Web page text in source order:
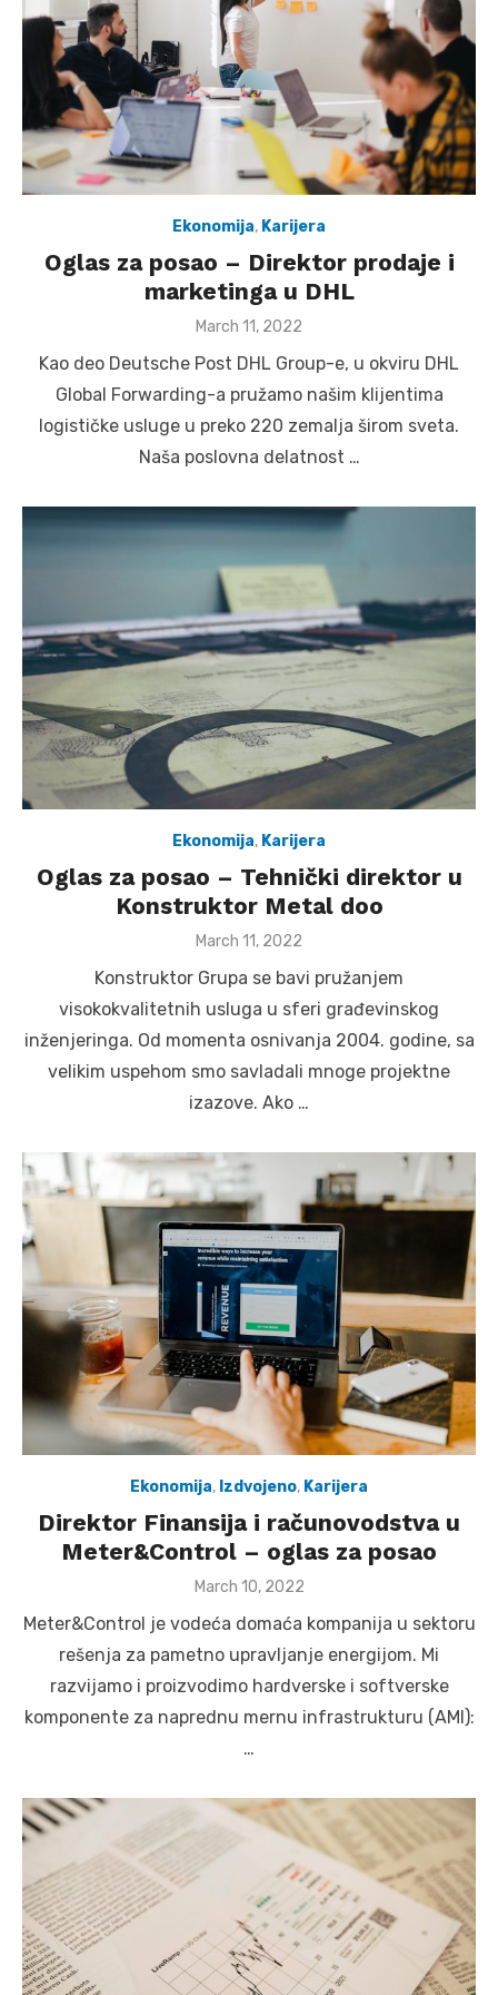
Ekonomija, Karijera
Oglas za posao – Direktor prodaje i
marketinga u DHL
Posted
March 11, 2022
Kao deo Deutsche Post DHL Group-e, u okviru DHL
Global Forwarding-a pružamo našim klijentima
logističke usluge u preko 220 zemalja širom sveta.
Naša poslovna delatnost …
Ekonomija, Karijera
Oglas za posao – Tehnički direktor u
Konstruktor Metal doo
Posted
March 11, 2022
Konstruktor Grupa se bavi pružanjem
visokokvalitetnih usluga u sferi građevinskog
inženjeringa. Od momenta osnivanja 2004. godine, sa
velikim uspehom smo savladali mnoge projektne
izazove. Ako …
Ekonomija, Izdvojeno, Karijera
Direktor Finansija i računovodstva u
Meter&Control – oglas za posao
Posted
March 10, 2022
Meter&Control je vodeća domaća kompanija u sektoru
rešenja za pametno upravljanje energijom. Mi
razvijamo i proizvodimo hardverske i softverske
komponente za naprednu mernu infrastrukturu (AMI):
…